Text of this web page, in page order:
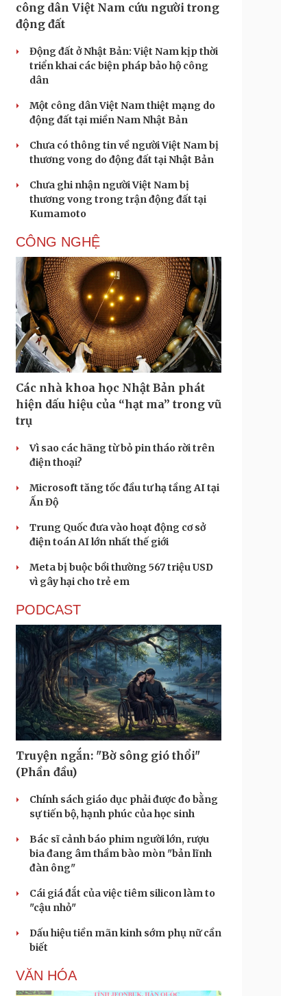
công dân Việt Nam cứu người trong
động đất
Động đất ở Nhật Bản: Việt Nam kịp thời
triển khai các biện pháp bảo hộ công
dân
Một công dân Việt Nam thiệt mạng do
động đất tại miền Nam Nhật Bản
Chưa có thông tin về người Việt Nam bị
thương vong do động đất tại Nhật Bản
Chưa ghi nhận người Việt Nam bị
thương vong trong trận động đất tại
Kumamoto
CÔNG NGHỆ
Các nhà khoa học Nhật Bản phát
hiện dấu hiệu của “hạt ma” trong vũ
trụ
Vì sao các hãng từ bỏ pin tháo rời trên
điện thoại?
Microsoft tăng tốc đầu tư hạ tầng AI tại
Ấn Độ
Trung Quốc đưa vào hoạt động cơ sở
điện toán AI lớn nhất thế giới
Meta bị buộc bồi thường 567 triệu USD
vì gây hại cho trẻ em
PODCAST
Truyện ngắn: "Bờ sông gió thổi"
(Phần đầu)
Chính sách giáo dục phải được đo bằng
sự tiến bộ, hạnh phúc của học sinh
Bác sĩ cảnh báo phim người lớn, rượu
bia đang âm thầm bào mòn "bản lĩnh
đàn ông"
Cái giá đắt của việc tiêm silicon làm to
"cậu nhỏ"
Dấu hiệu tiền mãn kinh sớm phụ nữ cần
biết
VĂN HÓA